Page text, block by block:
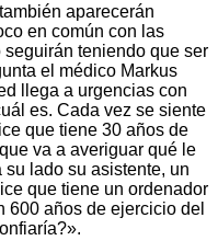
aparecerán
en común con las
teniendo que ser
el médico Markus
llega a urgencias con
es. Cada vez se siente
que tiene 30 años de
va a averiguar qué le
lado su asistente, un
que tiene un ordenador
600 años de ejercicio del